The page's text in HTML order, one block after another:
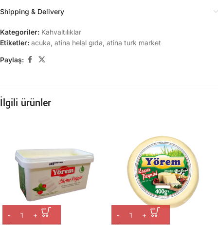
Shipping & Delivery
Kategoriler: Kahvaltılıklar
Etiketler: acuka atina helal gıda atina turk market
Paylaş:
İlgili ürünler